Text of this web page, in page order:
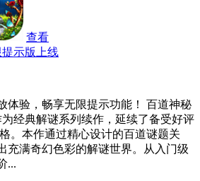
查看
示版上线
体验，畅享无限提示功能！ 百道神秘
经典解谜系列续作，延续了备受好评
。本作通过精心设计的百道谜题关
充满奇幻色彩的解谜世界。从入门级
...